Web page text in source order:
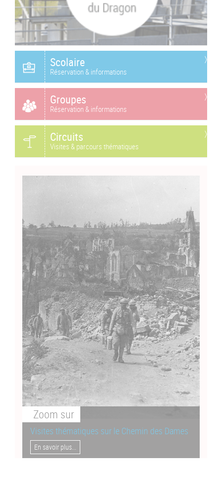
Scolaire
Réservation & informations
Groupes
Réservation & informations
Circuits
Visites & parcours thématiques
Zoom sur
Visites thématiques sur le Chemin des Dames
En savoir plus...